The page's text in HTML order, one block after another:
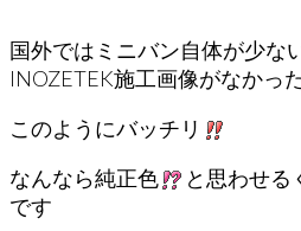
国外ではミニバン自体が少な
INOZETEK施工画像がなかっ
このようにバッチリ
なんなら純正色
と思わせる
です